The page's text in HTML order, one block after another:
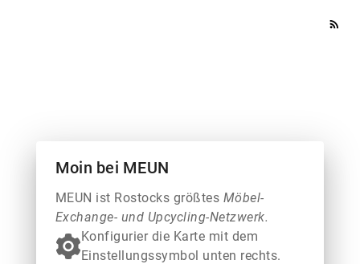
rss_feed
Moin bei MEUN
MEUN ist Rostocks größtes Möbel-
Exchange- und Upcycling-Netzwerk.
Konfigurier die Karte mit dem
Einstellungssymbol unten rechts.